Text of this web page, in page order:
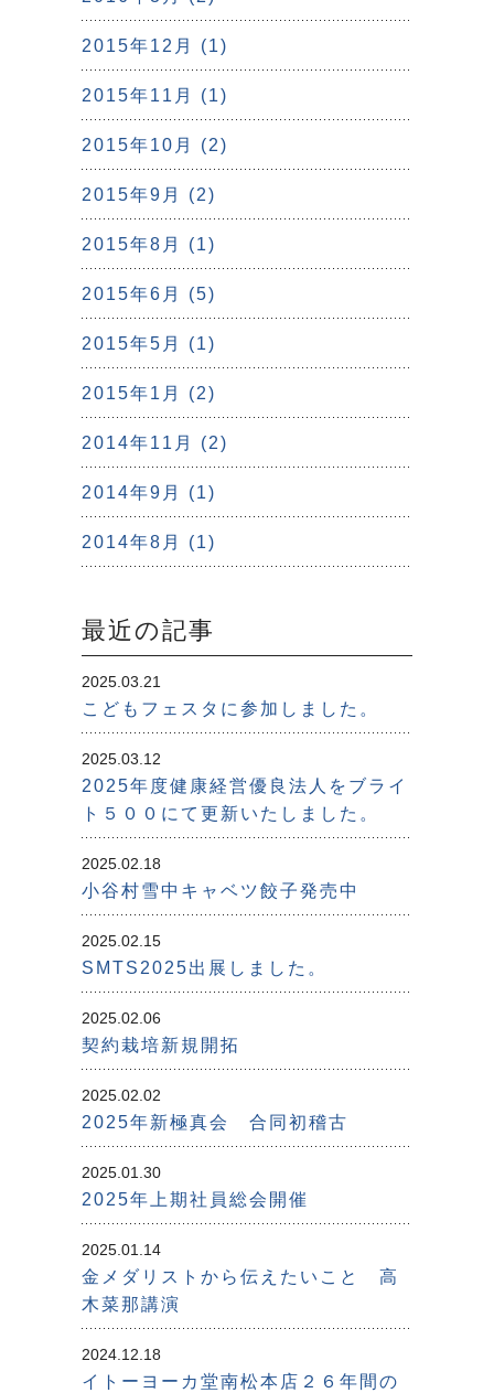
2015年12月 (1)
2015年11月 (1)
2015年10月 (2)
2015年9月 (2)
2015年8月 (1)
2015年6月 (5)
2015年5月 (1)
2015年1月 (2)
2014年11月 (2)
2014年9月 (1)
2014年8月 (1)
最近の記事
2025.03.21
こどもフェスタに参加しました。
2025.03.12
2025年度健康経営優良法人をブライ
ト５００にて更新いたしました。
2025.02.18
小谷村雪中キャベツ餃子発売中
2025.02.15
SMTS2025出展しました。
2025.02.06
契約栽培新規開拓
2025.02.02
2025年新極真会 合同初稽古
2025.01.30
2025年上期社員総会開催
2025.01.14
金メダリストから伝えたいこと 高
木菜那講演
2024.12.18
イトーヨーカ堂南松本店２６年間の